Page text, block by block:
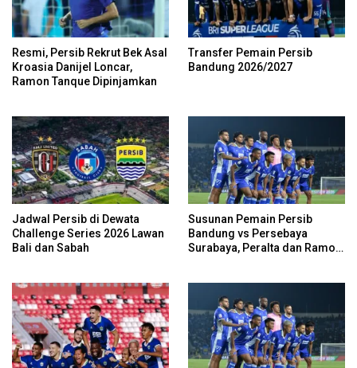
Resmi, Persib Rekrut Bek Asal
Kroasia Danijel Loncar,
Ramon Tanque Dipinjamkan
Transfer Pemain Persib
Bandung 2026/2027
Jadwal Persib di Dewata
Challenge Series 2026 Lawan
Bali dan Sabah
Susunan Pemain Persib
Bandung vs Persebaya
Surabaya, Peralta dan Ramon